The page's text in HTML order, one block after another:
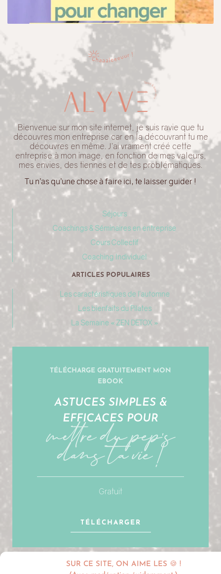
SUR CE SITE, ON AIME LES 🍪 !
Bienvenue sur mon site internet, je suis ravie que tu
découvres mon entreprise car en la découvrant tu me
découvres en même. J’ai vraiment créé cette
entreprise à mon image, en fonction de mes valeurs,
mes envies, des tiennes et de tes problématiques.
Tu n’as qu’une chose à faire ici, te laisser guider !
Séjours
Coachings & Séminaires en entreprise
Cours Collectif
Coaching Individuel
ARTICLES POPULAIRES
Les caractéristiques de l’automne
Les bienfaits du Pilates
La Semaine « ZEN DETOX »
TÉLÉCHARGE GRATUITEMENT MON
EBOOK
ASTUCES SIMPLES &
EFFICACES POUR
mettre du pep's
dans ta vie !
Gratuit
TÉLÉCHARGER